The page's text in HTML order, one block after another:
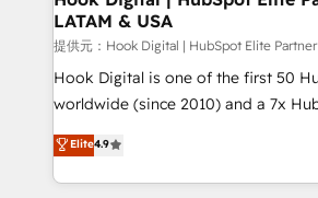
Outbound Marketing - HubSpot CMS
Design & Development We empower our clients to
reach their full potential by
relationship-driven support. With over 300 HubSpot
technical know-how and strategic
need to succeed.
LATAM & USA
提供元：Hook Digital | HubSpot Elite
Hook Digital is one of the first 50
worldwide (since 2010) and a 7x
Elite Partner. With 500+ projects
Brazil, and LATAM, we combine
regional experience. Today, we are
Elite4.9